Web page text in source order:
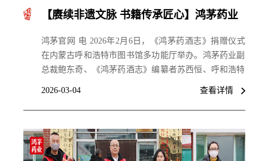
【赓续非遗文脉 书籍传承匠心】鸿茅药业
鸿茅官网 电 2026年2月6日，《鸿茅药酒志》捐赠仪式
在内蒙古呼和浩特市图书馆多功能厅举办。鸿茅药业副
总裁鲍东奇、《鸿茅药酒志》编纂者苏西恒、呼和浩特
市图书馆副馆长马晓艳及馆方相关负责人出席仪式。
查看详情
2026-03-04